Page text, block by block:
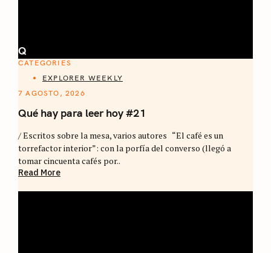
Q
CATEGORIES
EXPLORER WEEKLY
7 AGOSTO, 2026
Qué hay para leer hoy #21
/ Escritos sobre la mesa, varios autores “El café es un
torrefactor interior”: con la porfía del converso (llegó a
tomar cincuenta cafés por..
Read More